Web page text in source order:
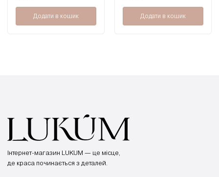
Додати в кошик Додати в кошик
Інтернет-магазин LUKUM — це місце,
де краса починається з деталей.